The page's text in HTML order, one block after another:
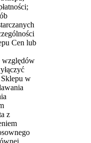
Cen lub
względów
w
z